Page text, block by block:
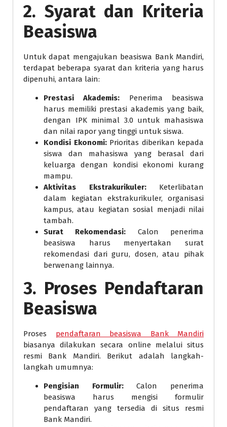
2. Syarat dan Kriteria
Beasiswa
Untuk dapat mengajukan beasiswa Bank Mandiri,
terdapat beberapa syarat dan kriteria yang harus
dipenuhi, antara lain:
Prestasi Akademis: Penerima beasiswa
harus memiliki prestasi akademis yang baik,
dengan IPK minimal 3.0 untuk mahasiswa
dan nilai rapor yang tinggi untuk siswa.
Kondisi Ekonomi:Prioritas diberikan kepada
siswa dan mahasiswa yang berasal dari
keluarga dengan kondisi ekonomi kurang
mampu.
Aktivitas Ekstrakurikuler:Keterlibatan
dalam kegiatan ekstrakurikuler, organisasi
kampus, atau kegiatan sosial menjadi nilai
tambah.
Surat Rekomendasi: Calon penerima
beasiswa harus menyertakan surat
rekomendasi dari guru, dosen, atau pihak
berwenang lainnya.
3. Proses Pendaftaran
Beasiswa
Proses pendaftaran beasiswa Bank Mandiri
biasanya dilakukan secara online melalui situs
resmi Bank Mandiri. Berikut adalah langkah-
langkah umumnya:
Pengisian Formulir:Calon penerima
beasiswa harus mengisi formulir
pendaftaran yang tersedia di situs resmi
Bank Mandiri.